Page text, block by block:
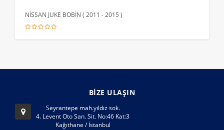
NİSSAN JUKE BOBİN ( 2011 - 2015 )
BİZE ULAŞIN
Seyrantepe mah.yıldız sok.
4. Levent Oto San. Sit. No:46 Kat:3
Kağıthane / İstanbul